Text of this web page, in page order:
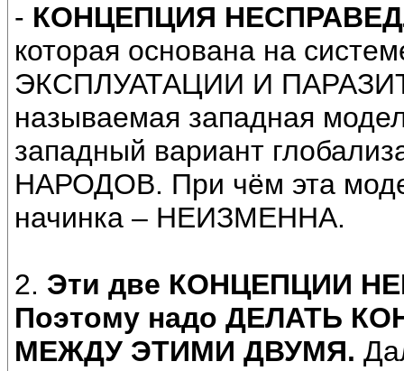
- КОНЦЕПЦИЯ
которая основана на
ЭКСПЛУАТАЦИИ И
называемая западная
западный вариант
НАРОДОВ. При чём эта
начинка – НЕИЗМЕННА.
2. Эти две КОНЦЕПЦИИ
Поэтому надо ДЕЛАТЬ
МЕЖДУ ЭТИМИ ДВУМЯ.